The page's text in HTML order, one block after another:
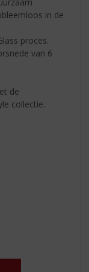
in de
proces.
van 6
de
collectie.